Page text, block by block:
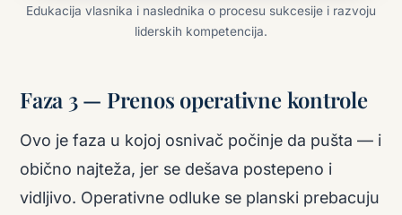
Edukacija vlasnika i naslednika o procesu sukcesije i razvoju
liderskih kompetencija.
Faza 3 — Prenos operativne kontrole
Ovo je faza u kojoj osnivač počinje da pušta — i
obično najteža, jer se dešava postepeno i
vidljivo. Operativne odluke se planski prebacuju